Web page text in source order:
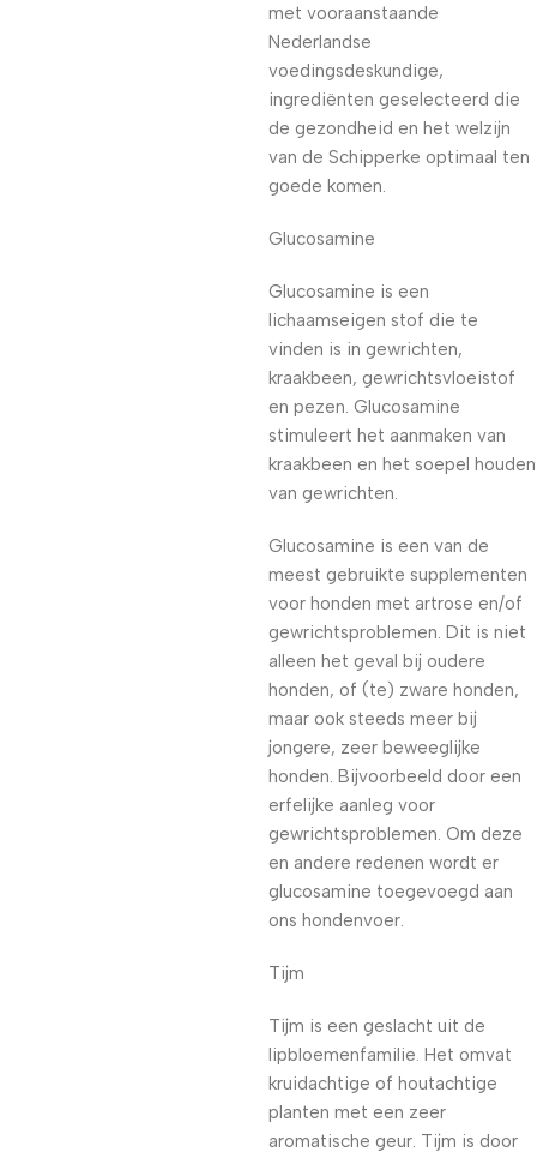
met vooraanstaande
Nederlandse
voedingsdeskundige,
ingrediënten geselecteerd die
de gezondheid en het welzijn
van de Schipperke optimaal ten
goede komen.
Glucosamine
Glucosamine is een
lichaamseigen stof die te
vinden is in gewrichten,
kraakbeen, gewrichtsvloeistof
en pezen. Glucosamine
stimuleert het aanmaken van
kraakbeen en het soepel houden
van gewrichten.
Glucosamine is een van de
meest gebruikte supplementen
voor honden met artrose en/of
gewrichtsproblemen. Dit is niet
alleen het geval bij oudere
honden, of (te) zware honden,
maar ook steeds meer bij
jongere, zeer beweeglijke
honden. Bijvoorbeeld door een
erfelijke aanleg voor
gewrichtsproblemen. Om deze
en andere redenen wordt er
glucosamine toegevoegd aan
ons hondenvoer.
Tijm
Tijm is een geslacht uit de
lipbloemenfamilie. Het omvat
kruidachtige of houtachtige
planten met een zeer
aromatische geur. Tijm is door